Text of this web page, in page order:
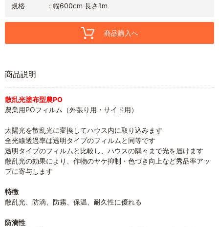
規格
幅600cm 長さ1m
商品購入へ
商品説明
散乱光塗布型農PO
農業用POフィルム（外張り用・サイド用）
太陽光を散乱光に変換してハウス内に取り込みます
全光線透過率は透明タイプのフィルムと同等です
透明タイプのフィルムと比較し、ハウスの隅々まで光を届けます
散乱光の効果により、作物のヤケ抑制・色づき向上など秀品率アッ
プに寄与します
特徴
散乱光、防滴、防霧、保温、耐久性に優れる
防滴性